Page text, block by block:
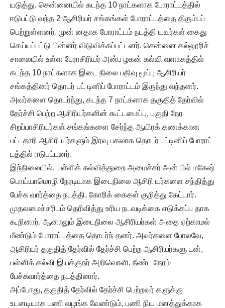
யடுத்து, சென்னையில் கடந்த 10 நாட்களாக போராட்டத்தில்
ஈடுபட்டு வந்த 2 ஆசிரியர் சங்கங்கள் போராட்டத்தை திரும்பப்
பெற்றுள்ளனர். முன் னதாக போராட்டம் நடத்தி யவர்கள் கைது
செய்யப்பட்டு பின்னர் விடுவிக்கப்பட்டனர். சென்னை கல்லூரிச்
சாலையில் உள்ள பேராசிரியர் அன்ப ழகன் கல்வி வளாகத்தில்
கடந்த 10 நாட்களாக இடை நிலை பதிவு மூப்பு ஆசிரியர்
சங்கத்தினர் தொடர் பட் டினிப் போராட்டம் இருந்து வந்தனர்.
அவர்களை தொடர்ந்து, கடந்த 7 நாட்களாக தகுதித் தேர்வில்
தேர்ச்சி பெற்ற ஆசிரியர்களின் கூட்டமைப்பு, பகுதி நேர
சிறப்பாசிரியர்கள் சங்கங்களை சேர்ந்த ஆயிரக் கணக்கான
பட்டதாரி ஆசிரி யர்களும் இரவு பகலாக தொடர் பட்டினிப் போராட்
டத்தில் ஈடுபட்டனர்.
இந்நிலையில், பள்ளிக் கல்வித்துறை அமைச்சர் அன் பில் மகேஷ்
பொய்யாமொழி நேரடியாக இடைநிலை ஆசிரி யர்களை சந்தித்து
பேச்சு வார்த்தை நடத்தி, கோரிக் கைகள் குறித்து கேட்டார்.
முதலமைச்சரிடம் தெரிவித்து உரிய நடவடிக்கை எடுக்கப்ப தாக
கூறினார். ஆனாலும் இடைநிலை ஆசிரியர்கள் அதை ஏற்காமல்
மீண்டும் போராட்டத்தை தொடர்ந் தனர். அவர்களை போலவே,
ஆசிரியர் தகுதித் தேர்வில் தேர்ச்சி பெற்ற ஆசிரியர்களு டன்,
பள்ளிக் கல்வி இயக்குநர் அறிவொளி, நீண்ட நேரம்
பேச்சுவார்த்தை நடத்தினார்.
அப்போது, தகுதித் தேர்வில் தேர்ச்சி பெற்றவர் களுக்கு
உடனடியாக பணி வழங்க வேண்டும், பணி நிய மனத்துக்காக